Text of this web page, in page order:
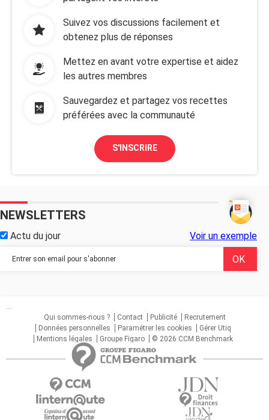
Suivez vos discussions facilement et
obtenez plus de réponses
Mettez en avant votre expertise et aidez
les autres membres
Sauvegardez et partagez vos recettes
préférées avec la communauté
S'INSCRIRE
NEWSLETTERS
Actu du jour Voir un exemple
...
Qui sommes-nous ?
Contact Publicité
Recrutement
Données personnelles
Paramétrer les cookies
Gérer Utiq
Mentions légales
Groupe Figaro © 2026 CCM Benchmark